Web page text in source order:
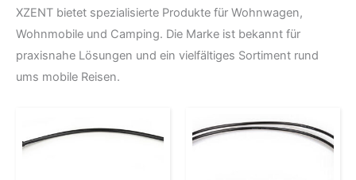
XZENT bietet spezialisierte Produkte für Wohnwagen,
Wohnmobile und Camping. Die Marke ist bekannt für
praxisnahe Lösungen und ein vielfältiges Sortiment rund
ums mobile Reisen.